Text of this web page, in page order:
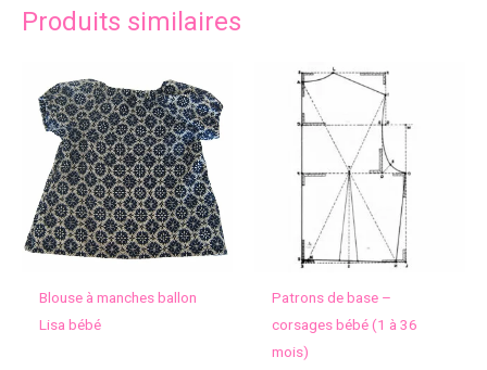
Produits similaires
Blouse à manches ballon
Lisa bébé
Patrons de base –
corsages bébé (1 à 36
mois)